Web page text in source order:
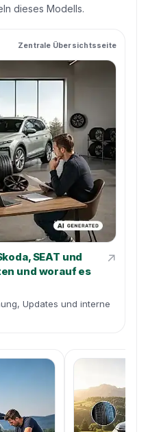
dieses Modells.
Zentrale Übersichtsseite
SEAT und
und worauf es
↗
Updates und interne